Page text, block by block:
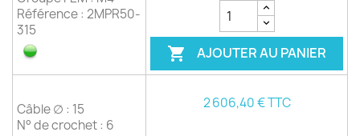
Référence : 2MPR50-
315
 AJOUTER AU PANIER
Câble ∅ : 15
N° de crochet : 6
2 606,40 € TTC